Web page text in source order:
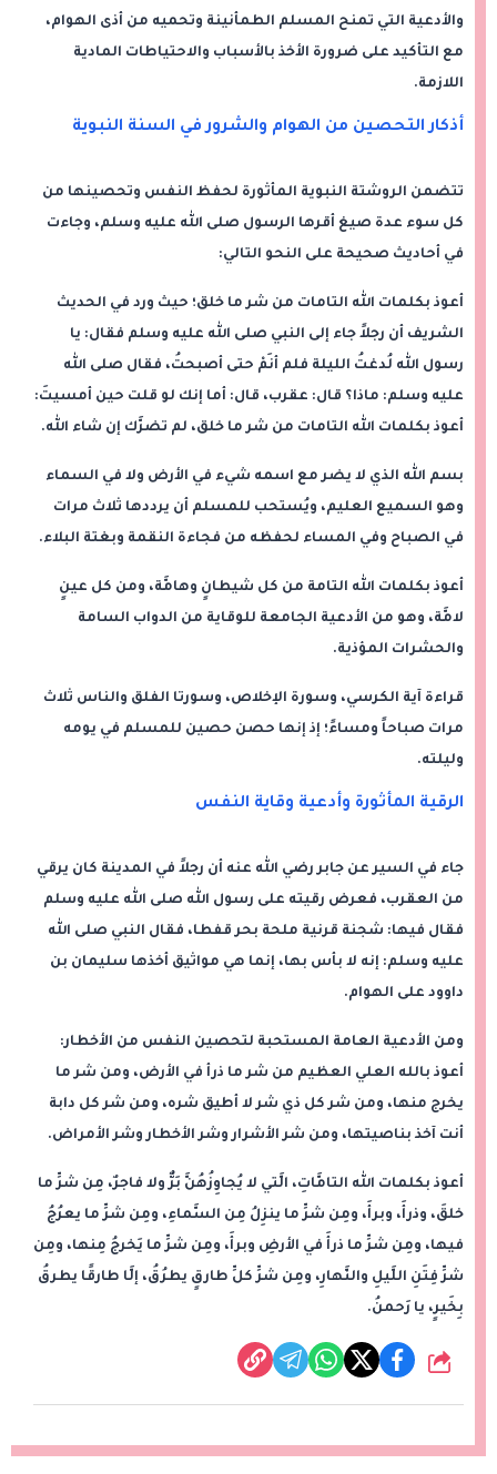
والأدعية التي تمنح المسلم الطمأنينة وتحميه من أذى الهوام،
مع التأكيد على ضرورة الأخذ بالأسباب والاحتياطات المادية
اللازمة.
أذكار التحصين من الهوام والشرور في السنة النبوية
تتضمن الروشتة النبوية المأثورة لحفظ النفس وتحصينها من
كل سوء عدة صيغ أقرها الرسول صلى الله عليه وسلم، وجاءت
في أحاديث صحيحة على النحو التالي:
أعوذ بكلمات الله التامات من شر ما خلق؛ حيث ورد في الحديث
الشريف أن رجلاً جاء إلى النبي صلى الله عليه وسلم فقال: يا
رسول الله لُدغتُ الليلة فلم أنَمْ حتى أصبحتُ، فقال صلى الله
عليه وسلم: ماذا؟ قال: عقرب، قال: أما إنك لو قلت حين أمسيتَ:
أعوذ بكلمات الله التامات من شر ما خلق، لم تضرَّك إن شاء الله.
بسم الله الذي لا يضر مع اسمه شيء في الأرض ولا في السماء
وهو السميع العليم، ويُستحب للمسلم أن يرددها ثلاث مرات
في الصباح وفي المساء لحفظه من فجاءة النقمة وبغتة البلاء.
أعوذ بكلمات الله التامة من كل شيطانٍ وهامَّة، ومن كل عينٍ
لامَّة، وهو من الأدعية الجامعة للوقاية من الدواب السامة
والحشرات المؤذية.
قراءة آية الكرسي، وسورة الإخلاص، وسورتا الفلق والناس ثلاث
مرات صباحاً ومساءً؛ إذ إنها حصن حصين للمسلم في يومه
وليلته.
الرقية المأثورة وأدعية وقاية النفس
جاء في السير عن جابر رضي الله عنه أن رجلاً في المدينة كان يرقي
من العقرب، فعرض رقيته على رسول الله صلى الله عليه وسلم
فقال فيها: شجنة قرنية ملحة بحر قفطا، فقال النبي صلى الله
عليه وسلم: إنه لا بأس بها، إنما هي مواثيق أخذها سليمان بن
داوود على الهوام.
ومن الأدعية العامة المستحبة لتحصين النفس من الأخطار:
أعوذ بالله العلي العظيم من شر ما ذرأ في الأرض، ومن شر ما
يخرج منها، ومن شر كل ذي شر لا أطيق شره، ومن شر كل دابة
أنت آخذ بناصيتها، ومن شر الأشرار وشر الأخطار وشر الأمراض.
أعوذ بكلمات الله التامَّاتِ، الَّتي لا يُجاوِزُهُنَّ بَرٌّ ولا فاجرٌ، مِن شرِّ ما
خلقَ، وذرأَ، وبرأَ، ومِن شرِّ ما ينزِلُ مِن السَّماءِ، ومِن شرِّ ما يعرُجُ
فيها، ومِن شرِّ ما ذرأَ في الأرضِ وبرأَ، ومِن شرِّ ما يَخرجُ مِنها، ومِن
شرِّ فِتَنِ اللَّيلِ والنَّهارِ، ومِن شرِّ كلِّ طارقٍ يطرُقُ، إلَّا طارقًا يطرقُ
بِخَيرٍ، يا رَحمنُ.
شارك